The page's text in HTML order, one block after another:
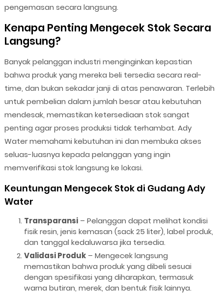
pengemasan secara langsung.
Kenapa Penting Mengecek Stok Secara
Langsung?
Banyak pelanggan industri menginginkan kepastian
bahwa produk yang mereka beli tersedia secara real-
time, dan bukan sekadar janji di atas penawaran. Terlebih
untuk pembelian dalam jumlah besar atau kebutuhan
mendesak, memastikan ketersediaan stok sangat
penting agar proses produksi tidak terhambat. Ady
Water memahami kebutuhan ini dan membuka akses
seluas-luasnya kepada pelanggan yang ingin
memverifikasi stok langsung ke lokasi.
Keuntungan Mengecek Stok di Gudang Ady
Water
Transparansi– Pelanggan dapat melihat kondisi
fisik resin, jenis kemasan (sack 25 liter), label produk,
dan tanggal kedaluwarsa jika tersedia.
Validasi Produk– Mengecek langsung
memastikan bahwa produk yang dibeli sesuai
dengan spesifikasi yang diharapkan, termasuk
warna butiran, merek, dan bentuk fisik lainnya.